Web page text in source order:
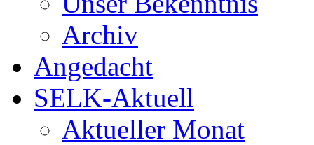
Archiv
Angedacht
SELK-Aktuell
Aktueller Monat